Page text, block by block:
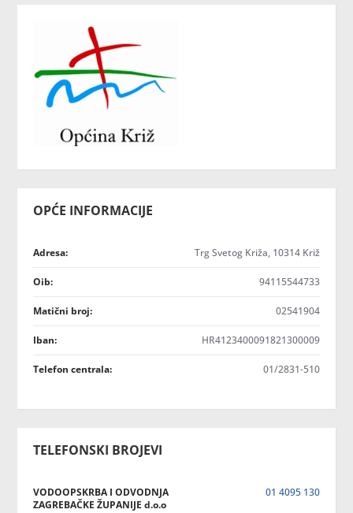
OPĆE INFORMACIJE
Adresa: Trg Svetog Križa, 10314 Križ
Oib: 94115544733
Matični broj: 02541904
Iban: HR4123400091821300009
Telefon centrala: 01/2831-510
TELEFONSKI BROJEVI
VODOOPSKRBA I ODVODNJA
ZAGREBAČKE ŽUPANIJE d.o.o
01 4095 130